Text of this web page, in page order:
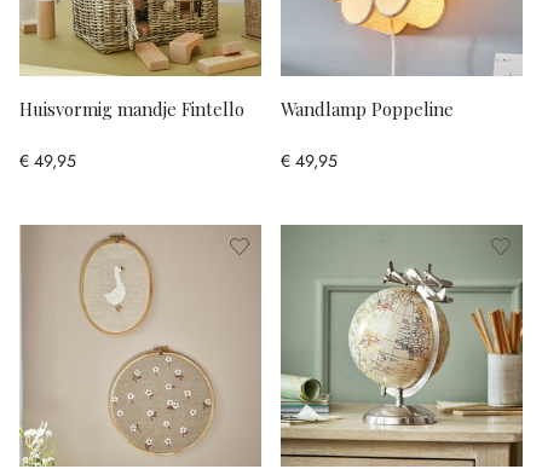
Huisvormig mandje Fintello
€ 49,95
Wandlamp Poppeline
€ 49,95